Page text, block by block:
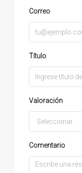
Correo
Título
Valoración
Seleccionar
Comentario